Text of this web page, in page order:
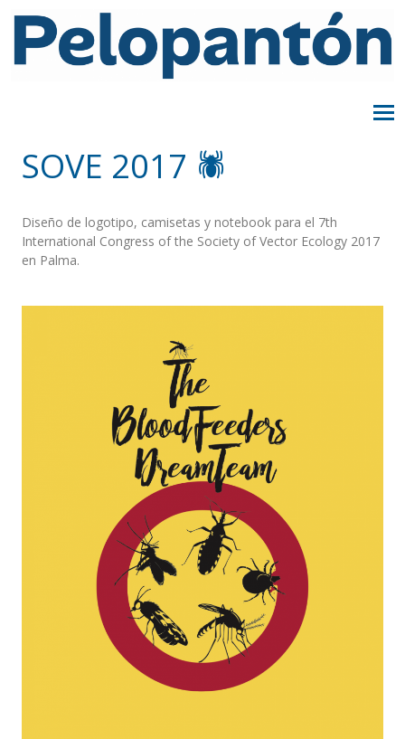
SOVE 2017 🕷️
Diseño de logotipo, camisetas y notebook para el 7th
International Congress of the Society of Vector Ecology 2017
en Palma.